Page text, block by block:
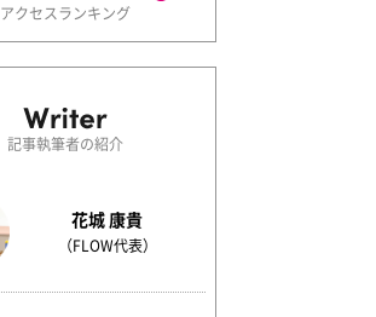
アクセスランキング
記事執筆者の紹介
花城 康貴
（FLOW代表）